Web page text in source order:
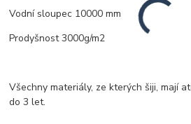
Vodní sloupec 10000 mm
Prodyšnost 3000g/m2
Všechny materiály, ze kterých šiji, mají
do 3 let.